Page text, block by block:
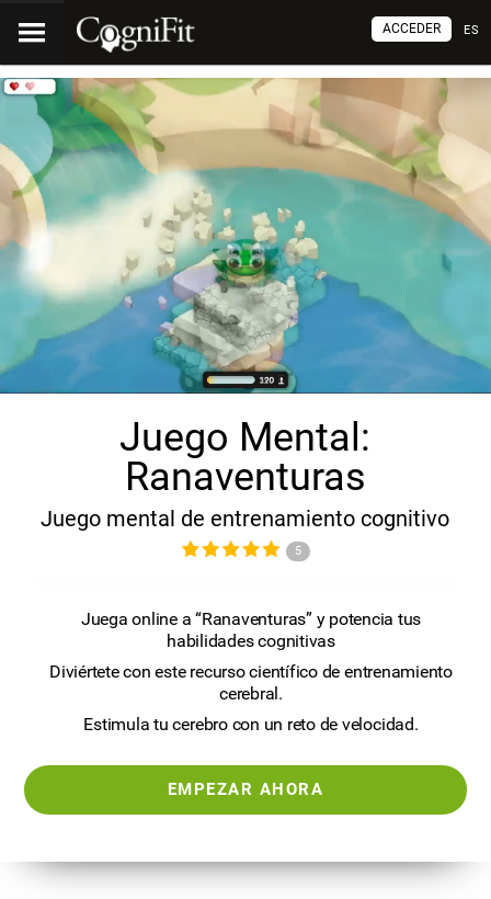
ES
ACCEDER
Juego Mental:
Ranaventuras
Juego mental de entrenamiento cognitivo
5
Juega online a “Ranaventuras” y potencia tus
habilidades cognitivas
Diviértete con este recurso científico de entrenamiento
cerebral.
Estimula tu cerebro con un reto de velocidad.
EMPEZAR AHORA